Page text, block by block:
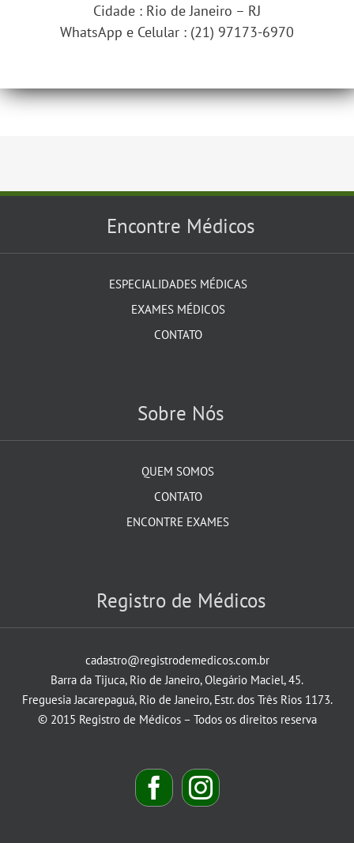
Cidade : Rio de Janeiro – RJ
WhatsApp e Celular : (21) 97173-6970
Encontre Médicos
ESPECIALIDADES MÉDICAS
EXAMES MÉDICOS
CONTATO
Sobre Nós
QUEM SOMOS
CONTATO
ENCONTRE EXAMES
Registro de Médicos
cadastro@registrodemedicos.com.br
Barra da Tijuca, Rio de Janeiro, Olegário Maciel, 45.
Freguesia Jacarepaguá, Rio de Janeiro, Estr. dos Três Rios 1173.
© 2015 Registro de Médicos – Todos os direitos reserva